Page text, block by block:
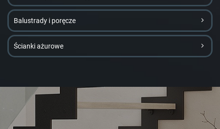
Balustrady i poręcze
Ścianki ażurowe